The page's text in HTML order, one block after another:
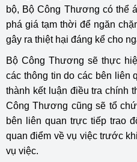
bộ, Bộ Công Thương có thể
phá giá tạm thời để ngăn
gây ra thiệt hại đáng kể cho
Bộ Công Thương sẽ thực
các thông tin do các bên liên
thành kết luận điều tra chính
Công Thương cũng sẽ tổ
bên liên quan trực tiếp trao
quan điểm về vụ việc trước
vụ việc.